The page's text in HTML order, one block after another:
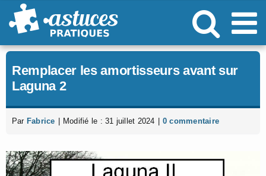
Passer
au
Remplacer les amortisseurs avant sur
Laguna 2
Par Fabrice Modifié le : 31 juillet 2024 0 commentaire